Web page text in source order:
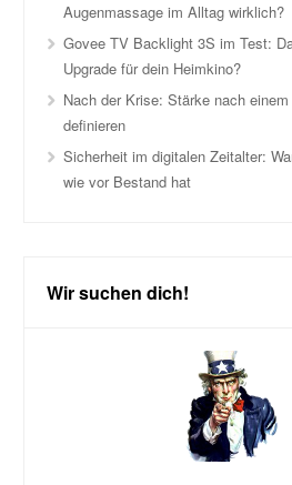
Augenmassage im Alltag wirklich?
Govee TV Backlight 3S im Test:
Upgrade für dein Heimkino?
Nach der Krise: Stärke nach
definieren
Sicherheit im digitalen Zeitalter:
wie vor Bestand hat
Wir suchen dich!